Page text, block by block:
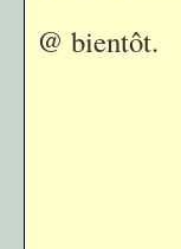
@ bientôt.